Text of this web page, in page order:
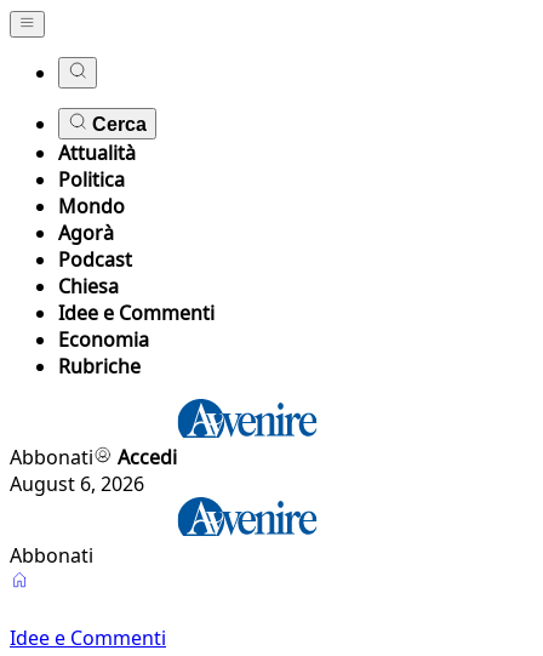
Cerca
Attualità
Politica
Mondo
Agorà
Podcast
Chiesa
Idee e Commenti
Economia
Rubriche
Abbonati
Accedi
August 6, 2026
Abbonati
Idee e Commenti